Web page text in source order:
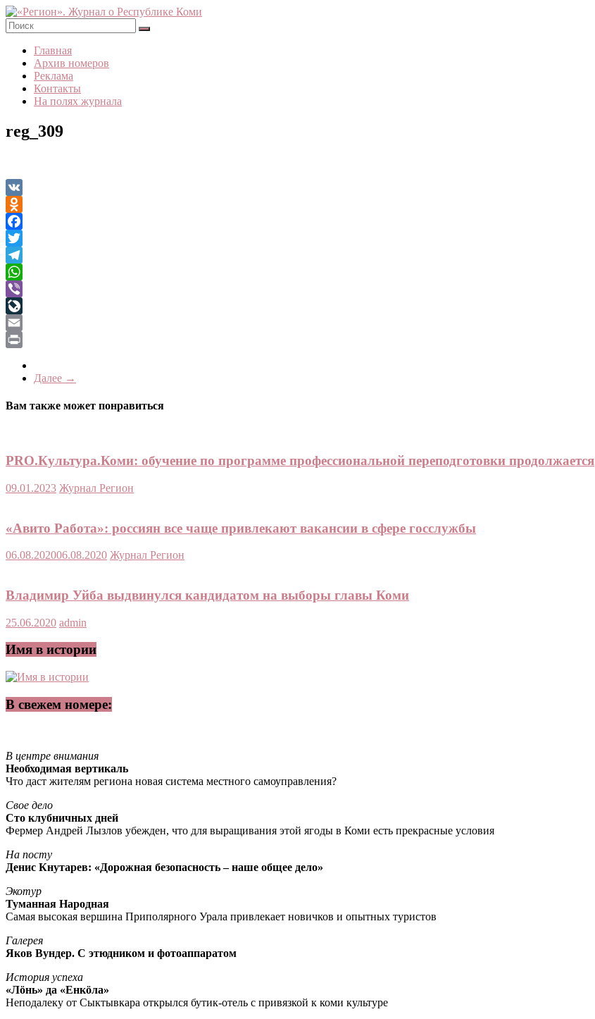
Skip
to
content
«Регион».
Журнал
Республике
Коми
Главная
Архив номеров
Реклама
Контакты
На полях журнала
reg_309
VK
Odnoklassniki
Facebook
Twitter
Telegram
WhatsApp
Viber
LiveJournal
Email
Далее →
Вам также может понравиться
PRO.Культура.Коми: обучение по программе профессиональной переподготовки продолжается
09.01.2023 Журнал Регион
«Авито Работа»: россиян все чаще привлекают вакансии в сфере госслужбы
06.08.202006.08.2020 Журнал Регион
Владимир Уйба выдвинулся кандидатом на выборы главы Коми
25.06.2020 admin
Имя в истории
В свежем номере:
В центре внимания
Необходимая вертикаль
Что даст жителям региона новая система местного самоуправления?
Свое дело
Сто клубничных дней
Фермер Андрей Лызлов убежден, что для выращивания этой ягоды в Коми есть прекрасные условия
На посту
Денис Кнутарев: «Дорожная безопасность – наше общее дело»
Экотур
Туманная Народная
Самая высокая вершина Приполярного Урала привлекает новичков и опытных туристов
Галерея
Яков Вундер. С этюдником и фотоаппаратом
История успеха
«Лöнь» да «Енкöла»
Неподалеку от Сыктывкара открылся бутик-отель с привязкой к коми культуре